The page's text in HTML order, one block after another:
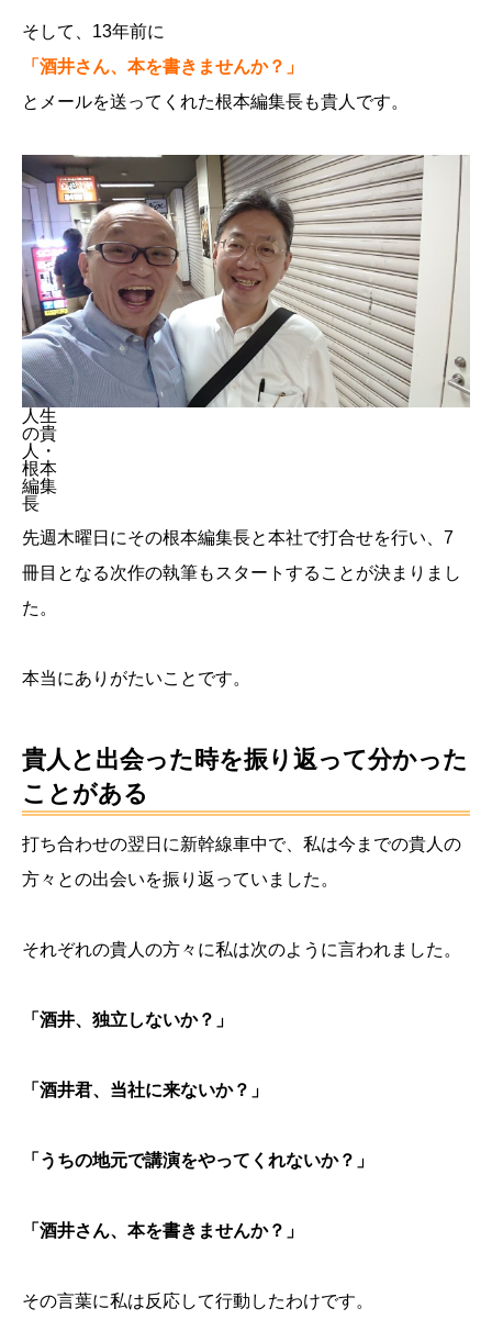
そして、13年前に
「酒井さん、本を書きませんか？」
とメールを送ってくれた根本編集長も貴人です。
人生
の貴
人・
根本
編集
長
先週木曜日にその根本編集長と本社で打合せを行い、7
冊目となる次作の執筆もスタートすることが決まりまし
た。
本当にありがたいことです。
貴人と出会った時を振り返って分かった
ことがある
打ち合わせの翌日に新幹線車中で、私は今までの貴人の
方々との出会いを振り返っていました。
それぞれの貴人の方々に私は次のように言われました。
「酒井、独立しないか？」
「酒井君、当社に来ないか？」
「うちの地元で講演をやってくれないか？」
「酒井さん、本を書きませんか？」
その言葉に私は反応して行動したわけです。